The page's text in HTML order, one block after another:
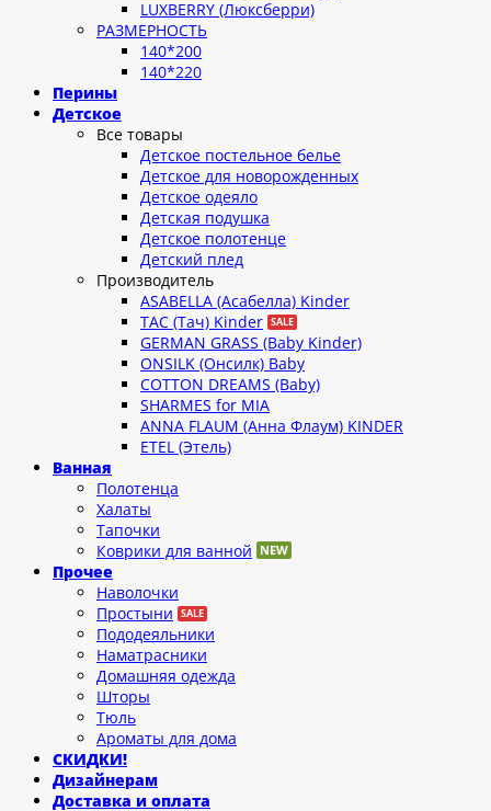
LUXBERRY (Люксберри)
РАЗМЕРНОСТЬ
140*200
140*220
Перины
Детское
Все товары
Детское постельное белье
Детское для новорожденных
Детское одеяло
Детская подушка
Детское полотенце
Детский плед
Производитель
ASABELLA (Асабелла) Kinder
TAC (Тач) Kinder
GERMAN GRASS (Baby Kinder)
ONSILK (Онсилк) Baby
COTTON DREAMS (Baby)
SHARMES for MIA
ANNA FLAUM (Анна Флаум) KINDER
ETEL (Этель)
Ванная
Полотенца
Халаты
Тапочки
Коврики для ванной
Прочее
Наволочки
Простыни
Пододеяльники
Наматрасники
Домашняя одежда
Шторы
Тюль
Ароматы для дома
СКИДКИ!
Дизайнерам
Доставка и оплата